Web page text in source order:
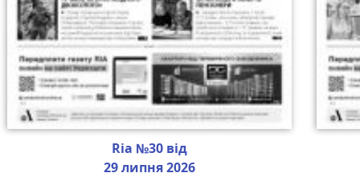
Ria №30 від
29 липня 2026